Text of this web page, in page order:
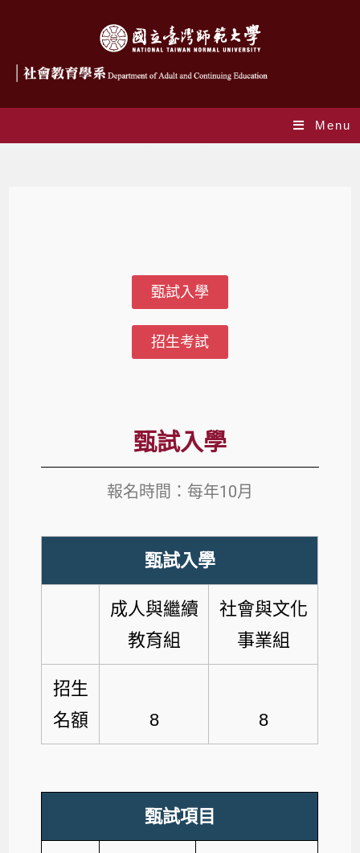
Menu
甄試入學
招生考試
甄試入學
報名時間：每年10月
甄試入學
成人與繼續
教育組
社會與文化
事業組
招生
名額
8 8
甄試項目